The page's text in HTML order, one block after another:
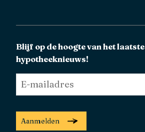
Blijf op de hoogte van het laatste
hypotheeknieuws!
mailadres *
Aanmelden